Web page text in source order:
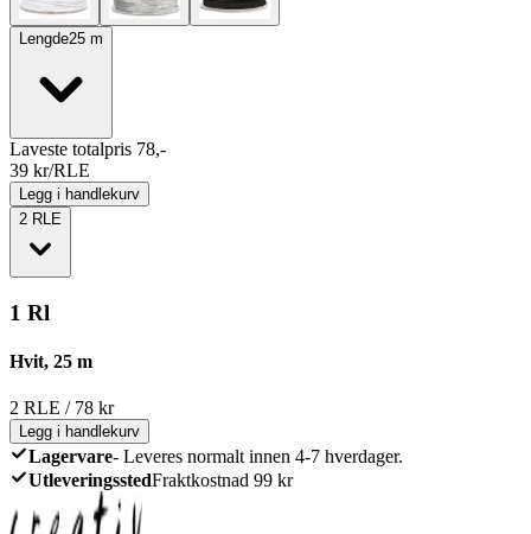
Lengde25 m
Laveste totalpris 78,-
39 kr/RLE
Legg i handlekurv
2 RLE
1 Rl
Hvit, 25 m
2 RLE / 78 kr
Legg i handlekurv
Lagervare- Leveres normalt innen 4-7 hverdager.
UtleveringsstedFraktkostnad 99 kr